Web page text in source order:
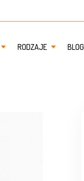
RODZAJE BLOG